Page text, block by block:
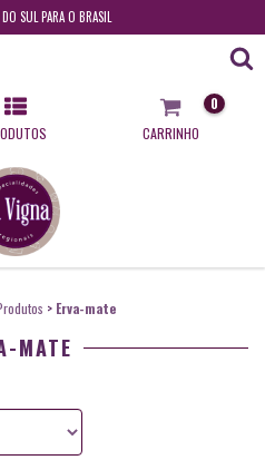
SUL PARA O BRASIL
CARRINHO
0
> Erva-mate
MATE